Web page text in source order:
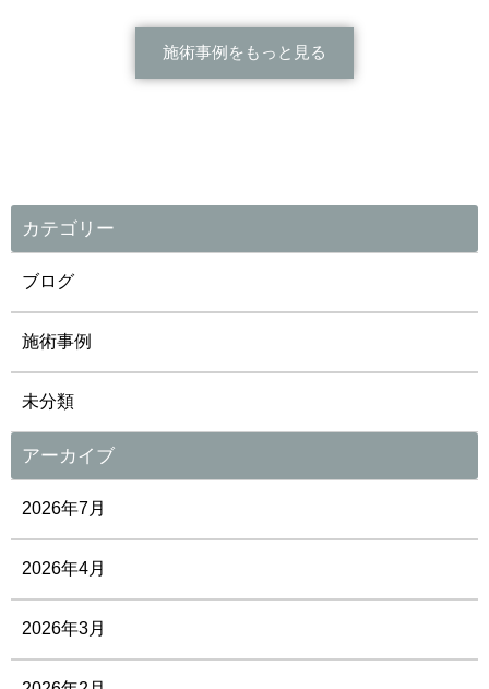
施術事例をもっと見る
カテゴリー
ブログ
施術事例
未分類
アーカイブ
2026年7月
2026年4月
2026年3月